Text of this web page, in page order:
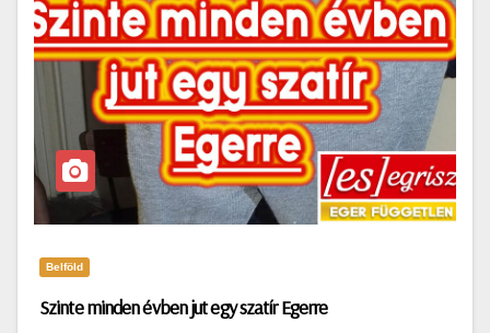
Belföld
Szinte minden évben jut egy szatír Egerre